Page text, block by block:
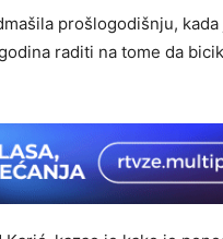
prošlogodišnju,
raditi na tome da